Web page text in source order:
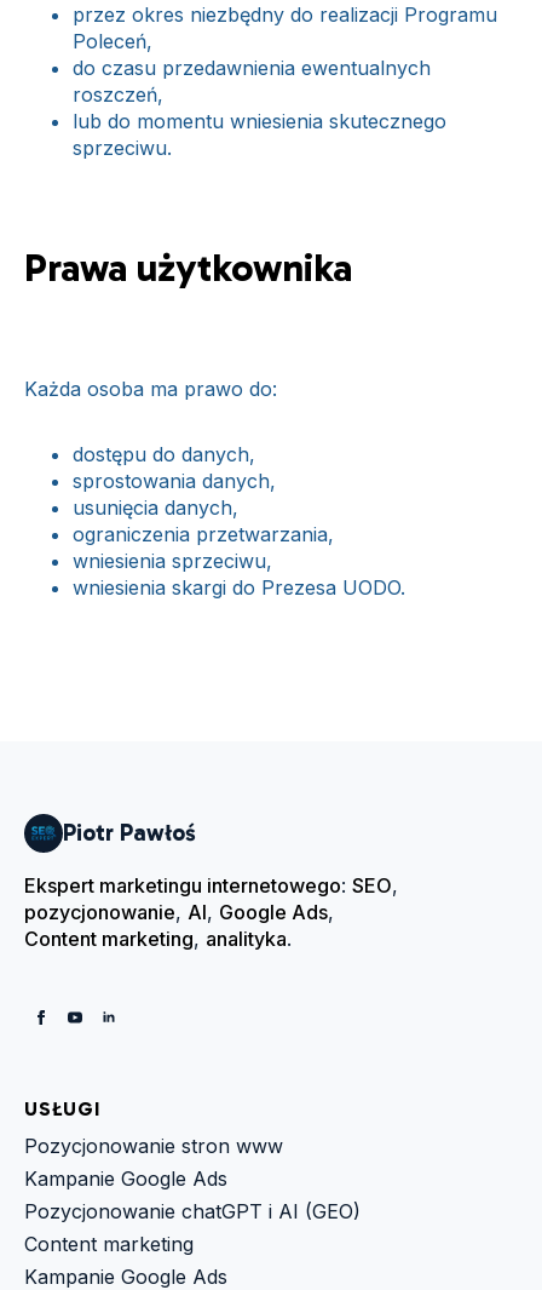
przez okres niezbędny do realizacji Programu
Poleceń,
do czasu przedawnienia ewentualnych
roszczeń,
lub do momentu wniesienia skutecznego
sprzeciwu.
Prawa użytkownika
Każda osoba ma prawo do:
dostępu do danych,
sprostowania danych,
usunięcia danych,
ograniczenia przetwarzania,
wniesienia sprzeciwu,
wniesienia skargi do Prezesa UODO.
Piotr Pawłoś
Ekspert marketingu internetowego: SEO,
pozycjonowanie, AI, Google Ads,
Content marketing, analityka.
USŁUGI
Pozycjonowanie stron www
Kampanie Google Ads
Pozycjonowanie chatGPT i AI (GEO)
Content marketing
Kampanie Google Ads